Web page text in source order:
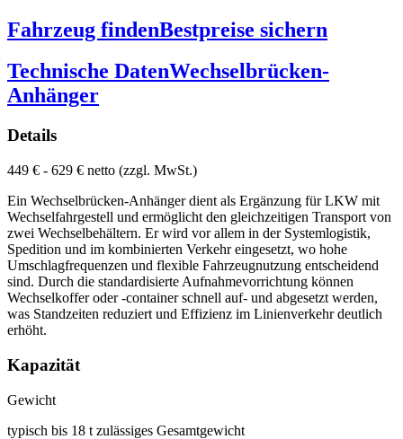
Fahrzeug findenBestpreise sichern
Technische DatenWechselbrücken-
Anhänger
Details
449 € - 629 € netto (zzgl. MwSt.)
Ein Wechselbrücken-Anhänger dient als Ergänzung für LKW mit
Wechselfahrgestell und ermöglicht den gleichzeitigen Transport von
zwei Wechselbehältern. Er wird vor allem in der Systemlogistik,
Spedition und im kombinierten Verkehr eingesetzt, wo hohe
Umschlagfrequenzen und flexible Fahrzeugnutzung entscheidend
sind. Durch die standardisierte Aufnahmevorrichtung können
Wechselkoffer oder -container schnell auf- und abgesetzt werden,
was Standzeiten reduziert und Effizienz im Linienverkehr deutlich
erhöht.
Kapazität
Gewicht
typisch bis 18 t zulässiges Gesamtgewicht